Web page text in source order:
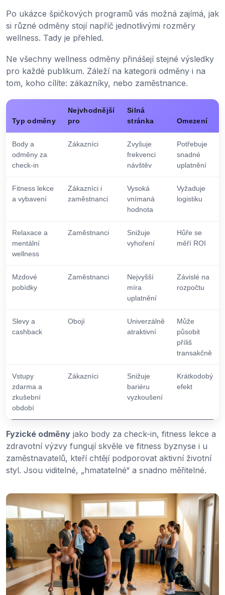
Po ukázce špičkových programů vás možná zajímá, jak
si různé odměny stojí napříč jednotlivými rozměry
wellness. Tady je přehled.
Ne všechny wellness odměny přinášejí stejné výsledky
pro každé publikum. Záleží na kategorii odměny i na
tom, koho cílíte: zákazníky, nebo zaměstnance.
Typ odměny
Nejvhodnější
pro
Silná
stránka
Omezení
Body a
odměny za
check-in
Zákazníci
Zvyšuje
frekvenci
návštěv
Potřebuje
snadné
uplatnění
Fitness lekce
a vybavení
Zákazníci i
zaměstnanci
Vysoká
vnímaná
hodnota
Vyžaduje
logistiku
Relaxace a
mentální
wellness
Zaměstnanci
Snižuje
vyhoření
Hůře se
měří ROI
Mzdové
pobídky
Zaměstnanci
Nejvyšší
míra
uplatnění
Závislé na
rozpočtu
Slevy a
cashback
Obojí
Univerzálně
atraktivní
Může
působit
příliš
transakčně
Vstupy
zdarma a
zkušební
období
Zákazníci
Snižuje
bariéru
vyzkoušení
Krátkodobý
efekt
Fyzické odměny jako body za check-in, fitness lekce a
zdravotní výzvy fungují skvěle ve fitness byznyse i u
zaměstnavatelů, kteří chtějí podporovat aktivní životní
styl. Jsou viditelné, „hmatatelné“ a snadno měřitelné.